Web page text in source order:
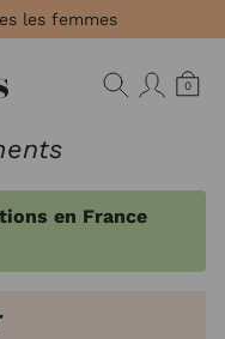
les femmes
0
en France